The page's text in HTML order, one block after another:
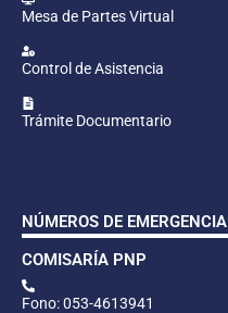
Mesa de Partes Virtual
Control de Asistencia
Trámite Documentario
NÚMEROS DE EMERGENCIA
COMISARÍA PNP
Fono: 053-4613941